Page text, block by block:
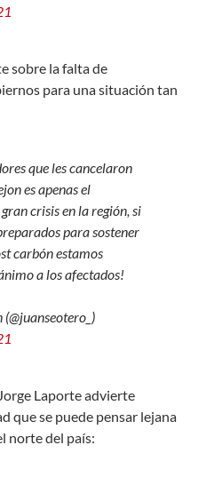
sobre la falta de
para una situación tan
que les cancelaron
es apenas el
crisis en la región, si
para sostener
carbón estamos
a los afectados!
Laporte advierte
que se puede pensar lejana
norte del país: